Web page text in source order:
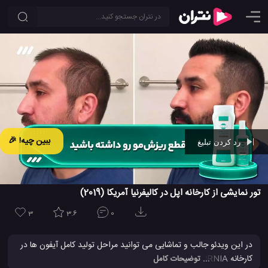
ببین چیه! 🎉 رد کردن تبلیغ
Ad -00:41
تور نمایشی از کارخانه اپل در کالیفرنیا آمریکا (2019)
3 3.6 0
در این ویدئو جالب و تماشایی می توانید مراحل تولید کامل آیفون ها در
... توضیحات کامل